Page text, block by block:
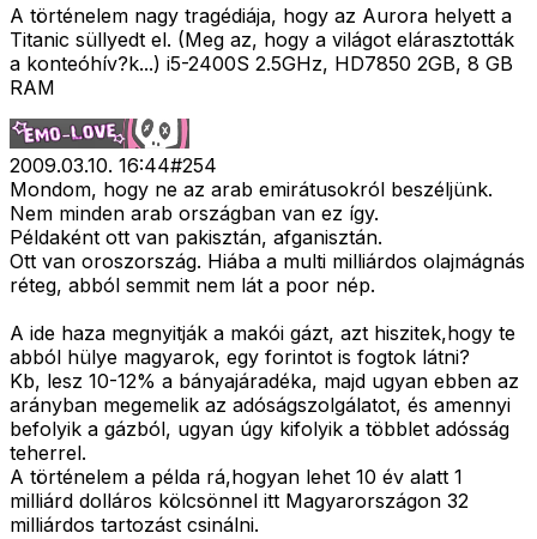
A történelem nagy tragédiája, hogy az Aurora helyett a
Titanic süllyedt el. (Meg az, hogy a világot elárasztották
a konteóhív?k...) i5-2400S 2.5GHz, HD7850 2GB, 8 GB
RAM
2009.03.10. 16:44#254
Mondom, hogy ne az arab emirátusokról beszéljünk.
Nem minden arab országban van ez így.
Példaként ott van pakisztán, afganisztán.
Ott van oroszország. Hiába a multi milliárdos olajmágnás
réteg, abból semmit nem lát a poor nép.
A ide haza megnyitják a makói gázt, azt hiszitek,hogy te
abból hülye magyarok, egy forintot is fogtok látni?
Kb, lesz 10-12% a bányajáradéka, majd ugyan ebben az
arányban megemelik az adóságszolgálatot, és amennyi
befolyik a gázból, ugyan úgy kifolyik a többlet adósság
teherrel.
A történelem a példa rá,hogyan lehet 10 év alatt 1
milliárd dolláros kölcsönnel itt Magyarországon 32
milliárdos tartozást csinálni.